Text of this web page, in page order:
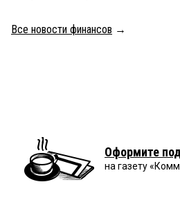
Все новости финансов →
Оформите
на газету